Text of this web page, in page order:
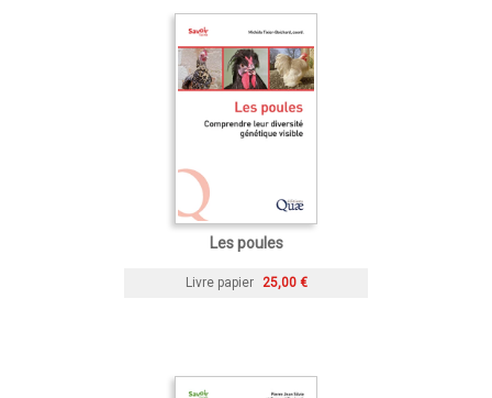
Les poules
Livre papier 25,00 €